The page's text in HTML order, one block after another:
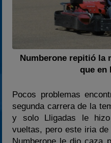
Numberone repitió la
que en
Pocos problemas
segunda carrera de la
y solo Lligadas le
vueltas, pero este iria